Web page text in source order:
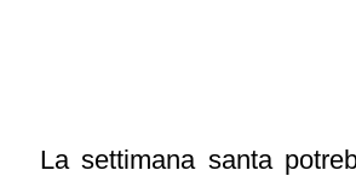
La settimana santa